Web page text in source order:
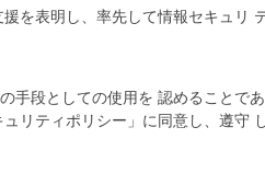
を表明し、率先して情報セキュリ
手段としての使用を 認めることで
リティポリシー」に同意し、遵守